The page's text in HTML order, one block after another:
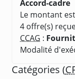
Accord-cadre
Le montant est
4 offre(s)
CCAG :
Modalité
Catégories (